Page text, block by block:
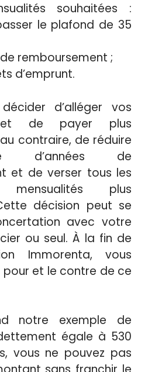
souhaitées :
le plafond de 35
remboursement ;
d’emprunt.
d’alléger vos
et de payer plus
contraire, de réduire
d’années de
et de verser tous les
plus
décision peut se
avec votre
ou seul. À la fin de
Immorenta, vous
pour et le contre de ce
notre exemple de
égale à 530
vous ne pouvez pas